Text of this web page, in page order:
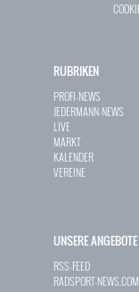
RUBRIKEN
PROFI-NEWS
JEDERMANN-NEWS
LIVE
MARKT
KALENDER
VEREINE
UNSERE ANGEBOTE
RSS-FEED
RADSPORT-NEWS.COM